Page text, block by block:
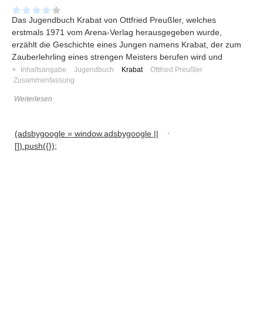
Die Räuber
Maria Stuart
Das Jugendbuch Krabat von Ottfried Preußler, welches
erstmals 1971 vom Arena-Verlag herausgegeben wurde,
erzählt die Geschichte eines Jungen namens Krabat, der zum
Zauberlehrling eines strengen Meisters berufen wird und
+
Inhaltsangabe Jugendbuch Krabat
Ottfried Preußler
Zusammenfassung
Weiterlesen
(adsbygoogle = window.adsbygoogle ||
[]).push({});